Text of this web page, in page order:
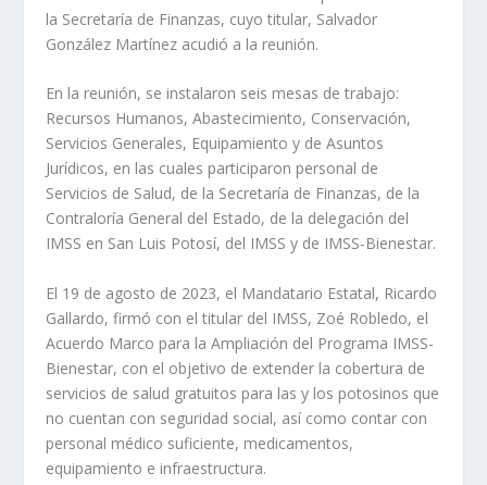
la Secretaría de Finanzas, cuyo titular, Salvador
González Martínez acudió a la reunión.
En la reunión, se instalaron seis mesas de trabajo:
Recursos Humanos, Abastecimiento, Conservación,
Servicios Generales, Equipamiento y de Asuntos
Jurídicos, en las cuales participaron personal de
Servicios de Salud, de la Secretaría de Finanzas, de la
Contraloría General del Estado, de la delegación del
IMSS en San Luis Potosí, del IMSS y de IMSS-Bienestar.
El 19 de agosto de 2023, el Mandatario Estatal, Ricardo
Gallardo, firmó con el titular del IMSS, Zoé Robledo, el
Acuerdo Marco para la Ampliación del Programa IMSS-
Bienestar, con el objetivo de extender la cobertura de
servicios de salud gratuitos para las y los potosinos que
no cuentan con seguridad social, así como contar con
personal médico suficiente, medicamentos,
equipamiento e infraestructura.